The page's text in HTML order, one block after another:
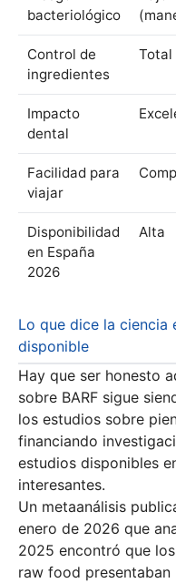
bacteriológico
Control de
ingredientes
Total
Impacto
dental
Facilidad para
viajar
Disponibilidad
en España
2026
Alta
Lo que dice la ciencia
disponible
Hay que ser honesto
sobre BARF sigue
los estudios sobre
financiando
estudios disponibles
interesantes.
Un metaanálisis
enero de 2026 que
2025 encontró que
raw food